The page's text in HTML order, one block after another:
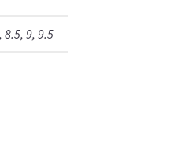
8.5, 9, 9.5